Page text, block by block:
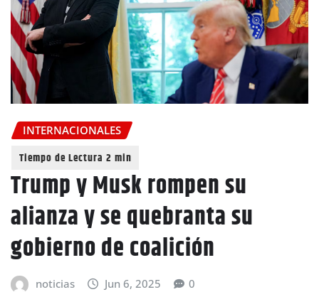
INTERNACIONALES
Trump y Musk rompen su
alianza y se quebranta su
gobierno de coalición
noticias Jun 6, 2025 0